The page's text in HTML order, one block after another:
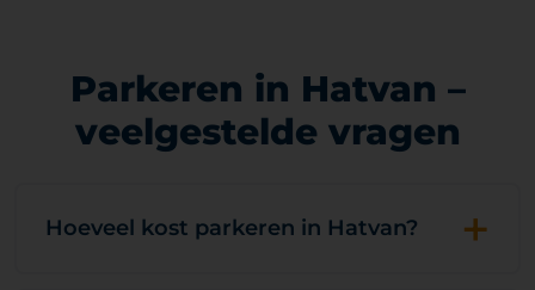
Parkeren in Hatvan –
veelgestelde vragen
Hoeveel kost parkeren in Hatvan? +